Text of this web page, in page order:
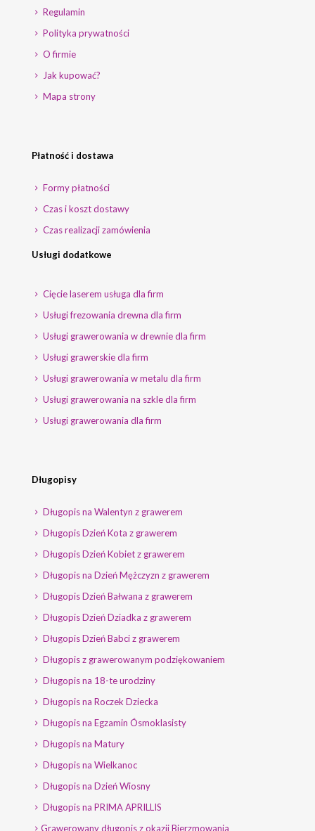
Regulamin
Polityka prywatności
O firmie
Jak kupować?
Mapa strony
Płatność i dostawa
Formy płatności
Czas i koszt dostawy
Czas realizacji zamówienia
Usługi dodatkowe
Cięcie laserem usługa dla firm
Usługi frezowania drewna dla firm
Usługi grawerowania w drewnie dla firm
Usługi grawerskie dla firm
Usługi grawerowania w metalu dla firm
Usługi grawerowania na szkle dla firm
Usługi grawerowania dla firm
Długopisy
Długopis na Walentyn z grawerem
Długopis Dzień Kota z grawerem
Długopis Dzień Kobiet z grawerem
Długopis na Dzień Mężczyzn z grawerem
Długopis Dzień Bałwana z grawerem
Długopis Dzień Dziadka z grawerem
Długopis Dzień Babci z grawerem
Długopis z grawerowanym podziękowaniem
Długopis na 18-te urodziny
Długopis na Roczek Dziecka
Długopis na Egzamin Ósmoklasisty
Długopis na Matury
Długopis na Wielkanoc
Długopis na Dzień Wiosny
Długopis na PRIMA APRILLIS
Grawerowany długopis z okazji Bierzmowania